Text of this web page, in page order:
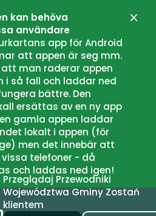
kan behöva
användare
app för Android
att appen är seg mm.
man raderar appen
i så fall och laddar ned
bättre. Den
ersättas av en ny app
gamla appen laddar
lokalt i appen (för
men det innebär att
telefoner - då
och laddas ned igen!
Przeglądaj Przewodniki
Województwa Gminy Zostań
klientem